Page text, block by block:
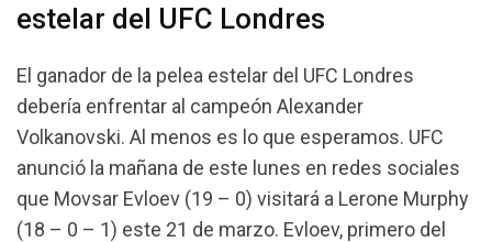
estelar del UFC Londres
El ganador de la pelea estelar del UFC Londres
debería enfrentar al campeón Alexander
Volkanovski. Al menos es lo que esperamos. UFC
anunció la mañana de este lunes en redes sociales
que Movsar Evloev (19 – 0) visitará a Lerone Murphy
(18 – 0 – 1) este 21 de marzo. Evloev, primero del